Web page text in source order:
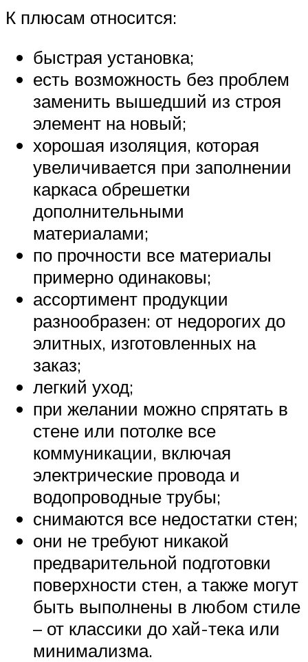
К плюсам относится:
быстрая установка;
есть возможность без проблем
заменить вышедший из строя
элемент на новый;
хорошая изоляция, которая
увеличивается при заполнении
каркаса обрешетки
дополнительными
материалами;
по прочности все материалы
примерно одинаковы;
ассортимент продукции
разнообразен: от недорогих до
элитных, изготовленных на
заказ;
легкий уход;
при желании можно спрятать в
стене или потолке все
коммуникации, включая
электрические провода и
водопроводные трубы;
снимаются все недостатки стен;
они не требуют никакой
предварительной подготовки
поверхности стен, а также могут
быть выполнены в любом стиле
– от классики до хай-тека или
минимализма.